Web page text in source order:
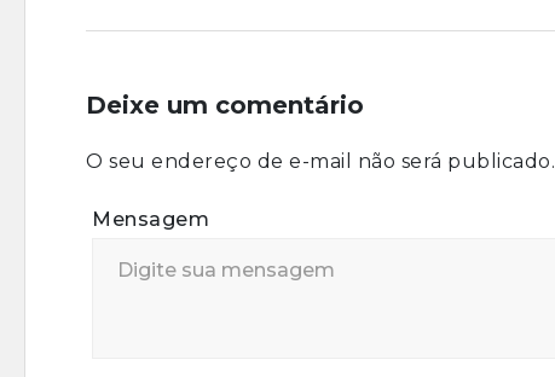
Deixe um comentário
O seu endereço de e-mail não será publicado.
Mensagem